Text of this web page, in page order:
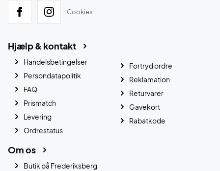
Cookies
Hjælp & kontakt
Handelsbetingelser
Persondatapolitik
FAQ
Prismatch
Levering
Ordrestatus
Fortryd ordre
Reklamation
Returvarer
Gavekort
Rabatkode
Om os
Butik på Frederiksberg